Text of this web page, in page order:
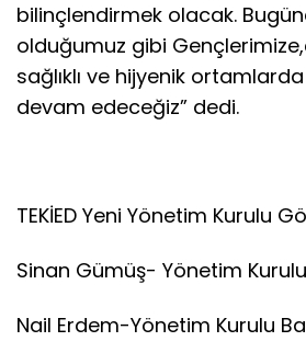
bilinçlendirmek olacak.
olduğumuz gibi
sağlıklı ve hijyenik
devam edeceğiz” dedi.
TEKİED Yeni Yönetim Kurulu
Sinan Gümüş- Yönetim Kurulu
Nail Erdem-Yönetim Kurulu